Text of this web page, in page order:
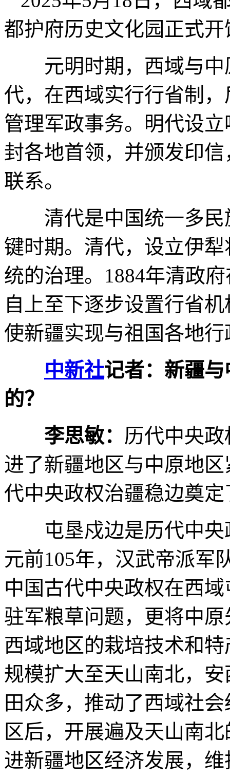
都护府历史文化园正式
元明时期，西域与中
代，在西域实行行省制
管理军政事务。明代设
封各地首领，并颁发印
联系。
清代是中国统一多民
键时期。清代，设立伊
统的治理。1884年清政
自上至下逐步设置行省
使新疆实现与祖国各地
中新社记者：新疆
的？
李思敏： 历代中央
进了新疆地区与中原地
代中央政权治疆稳边奠
屯垦戍边是历代中央
元前105年，汉武帝派军
中国古代中央政权在西
驻军粮草问题，更将中
西域地区的栽培技术和
规模扩大至天山南北，
田众多，推动了西域社
区后，开展遍及天山南
进新疆地区经济发展，